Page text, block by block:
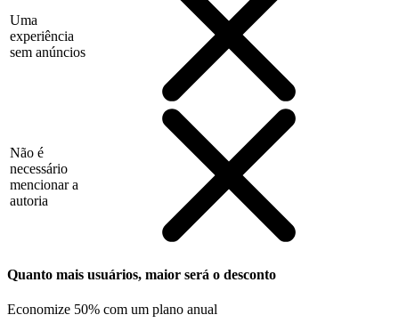
Uma
experiência
sem anúncios
Não é
necessário
mencionar a
autoria
Quanto mais usuários, maior será o desconto
Economize 50% com um plano anual